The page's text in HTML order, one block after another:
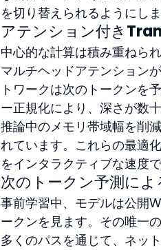
を切り替えられるようにしま
アテンション付き
中心的な計算は積み重ねら
マルチヘッドアテンション
トワークは次のトークンを
ー正規化により、深さが数
推論中のメモリ帯域幅を削
れています。これらの最適
をインタラクティブな速度
次のトークン予測によ
事前学習中、モデルは公開
ークンを見ます。その唯一
多くのパスを通じて、ネッ